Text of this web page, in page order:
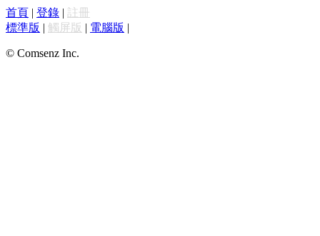
首頁 | 登錄 | 註冊
標準版 | 觸屏版 | 電腦版 |
© Comsenz Inc.